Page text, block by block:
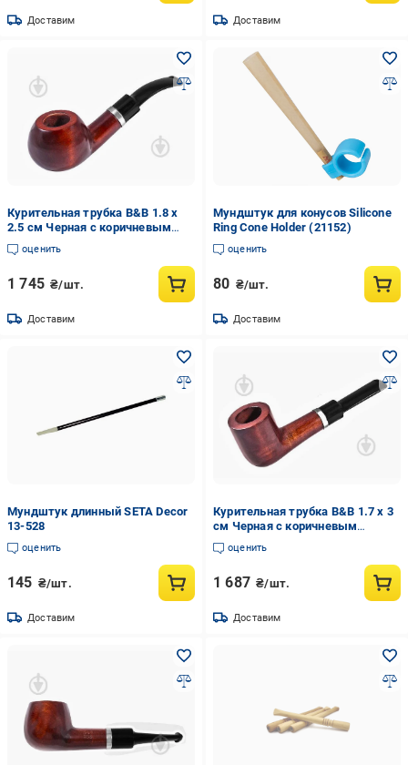
Доставим Доставим
Курительная трубка B&B 1.8 x
2.5 см Черная с коричневым
(BB042)
оценить
1 745 ₴/шт.
Доставим
Мундштук для конусов Silicone
Ring Cone Holder (21152)
оценить
80 ₴/шт.
Доставим
Мундштук длинный SETA Decor
13-528
оценить
145 ₴/шт.
Доставим
Курительная трубка B&B 1.7 x 3
см Черная с коричневым
(BB040)
оценить
1 687 ₴/шт.
Доставим